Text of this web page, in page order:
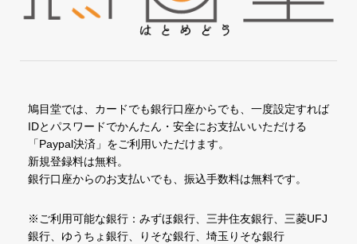
鳩目堂では、カードでも銀行口座からでも、一度設定すれば
IDとパスワードでかんたん・安全にお支払いいただける
「Paypal決済」をご利用いただけます。
新規登録料は無料。
銀行口座からのお支払いでも、振込手数料は無料です。
※ご利用可能な銀行：みずほ銀行、三井住友銀行、三菱UFJ
銀行、ゆうちょ銀行、りそな銀行、埼玉りそな銀行